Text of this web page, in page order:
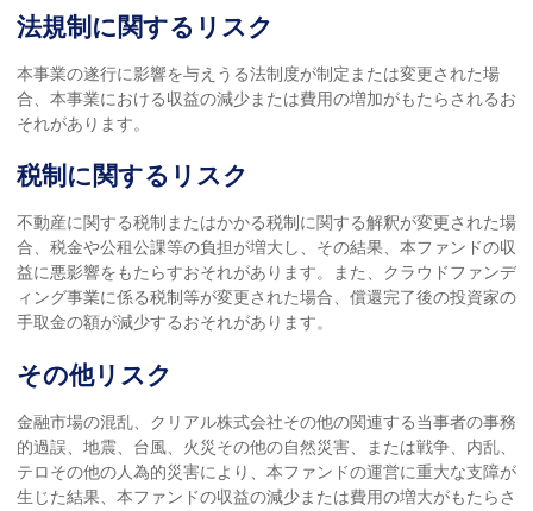
法規制に関するリスク
本事業の遂行に影響を与えうる法制度が制定または変更された場
合、本事業における収益の減少または費用の増加がもたらされるお
それがあります。
税制に関するリスク
不動産に関する税制またはかかる税制に関する解釈が変更された場
合、税金や公租公課等の負担が増大し、その結果、本ファンドの収
益に悪影響をもたらすおそれがあります。また、クラウドファンデ
ィング事業に係る税制等が変更された場合、償還完了後の投資家の
手取金の額が減少するおそれがあります。
その他リスク
金融市場の混乱、クリアル株式会社その他の関連する当事者の事務
的過誤、地震、台風、火災その他の自然災害、または戦争、内乱、
テロその他の人為的災害により、本ファンドの運営に重大な支障が
生じた結果、本ファンドの収益の減少または費用の増大がもたらさ